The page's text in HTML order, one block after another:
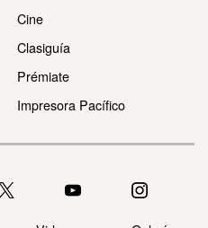
Cine
Clasiguía
Prémiate
Impresora Pacífico